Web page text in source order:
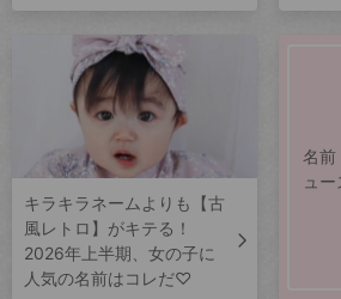
キラキラネームよりも【古
風レトロ】がキテる！
2026年上半期、女の子に
人気の名前はコレだ♡
名前
ュ